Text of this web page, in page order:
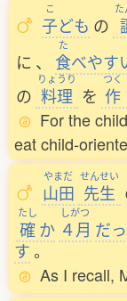
こ
子ども の
に 、
た
食べやす
の
りょうり
料理 を
つく
作
For the
eat child-
やまだ
山田
せんせい
先生
たし
確か
しがつ
４月 だ
す。
As I recall,